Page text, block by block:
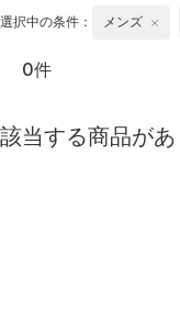
選択中の条件： メンズ
0件
該当する商品があ